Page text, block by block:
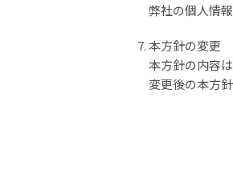
弊社の個人情
本方針の変更
本方針の内容
変更後の本方